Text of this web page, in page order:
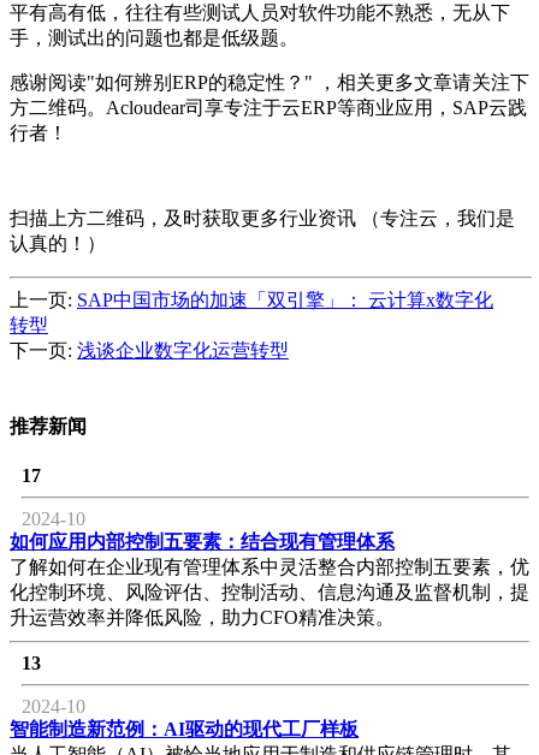
平有高有低，往往有些测试人员对软件功能不熟悉，无从下
手，测试出的问题也都是低级题。
感谢阅读"如何辨别ERP的稳定性？" ，相关更多文章请关注下
方二维码。Acloudear司享专注于云ERP等商业应用，SAP云践
行者！
扫描上方二维码，及时获取更多行业资讯 （专注云，我们是
认真的！）
上一页: SAP中国市场的加速「双引擎」： 云计算x数字化
转型
下一页: 浅谈企业数字化运营转型
推荐新闻
17
2024-10
如何应用内部控制五要素：结合现有管理体系
了解如何在企业现有管理体系中灵活整合内部控制五要素，优
化控制环境、风险评估、控制活动、信息沟通及监督机制，提
升运营效率并降低风险，助力CFO精准决策。
13
2024-10
智能制造新范例：AI驱动的现代工厂样板